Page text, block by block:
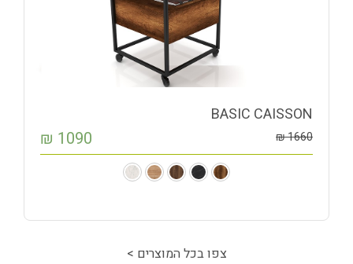
BASIC CAISSON
1660
₪
1090
₪
צפו בכל המוצרים >